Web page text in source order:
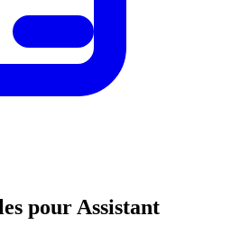
pour Assistant